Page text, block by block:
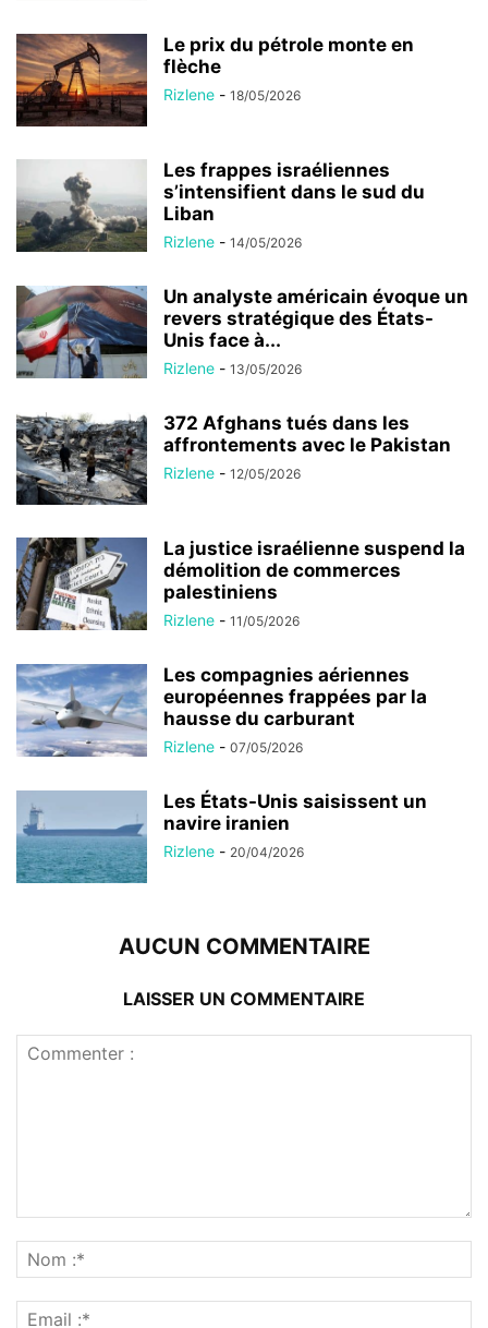
Le prix du pétrole monte en
flèche
Rizlene - 18/05/2026
Les frappes israéliennes
s’intensifient dans le sud du
Liban
Rizlene - 14/05/2026
Un analyste américain évoque un
revers stratégique des États-
Unis face à...
Rizlene - 13/05/2026
372 Afghans tués dans les
affrontements avec le Pakistan
Rizlene - 12/05/2026
La justice israélienne suspend la
démolition de commerces
palestiniens
Rizlene - 11/05/2026
Les compagnies aériennes
européennes frappées par la
hausse du carburant
Rizlene - 07/05/2026
Les États-Unis saisissent un
navire iranien
Rizlene - 20/04/2026
AUCUN COMMENTAIRE
LAISSER UN COMMENTAIRE